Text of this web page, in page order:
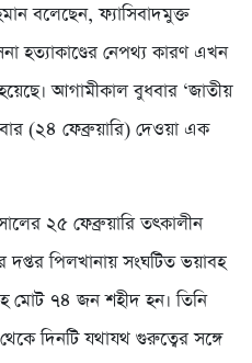
বলেছেন, ফ্যাসিবাদমুক্ত
হত্যাকাণ্ডের নেপথ্য কারণ এখন
আগামীকাল বুধবার ‘জাতীয়
(২৪ ফেব্রুয়ারি) দেওয়া এক
২৫ ফেব্রুয়ারি তৎকালীন
দপ্তর পিলখানায় সংঘটিত ভয়াবহ
মোট ৭৪ জন শহীদ হন। তিনি
দিনটি যথাযথ গুরুত্বের সঙ্গে